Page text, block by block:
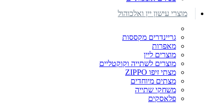
מוצרי עישון יין ואלכוהול
גריינדרים מקססות
מאפרות
מוצרים ליין
מוצרים לשתייה וקוקטליים
מצתי זיפו ZIPPO
מצתים מיוחדים
משחקי שתייה
פלאסקים